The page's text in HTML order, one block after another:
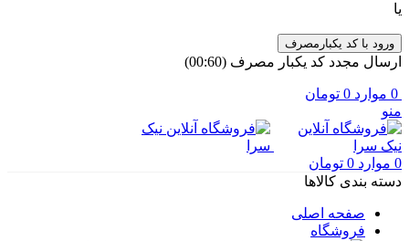
یا
ورود با کد یکبارمصرف
ارسال مجدد کد یکبار مصرف (00:
60
)
0 موارد 0 تومان
منو
0 موارد 0 تومان
دسته بندی کالاها
صفحه اصلی
فروشگاه